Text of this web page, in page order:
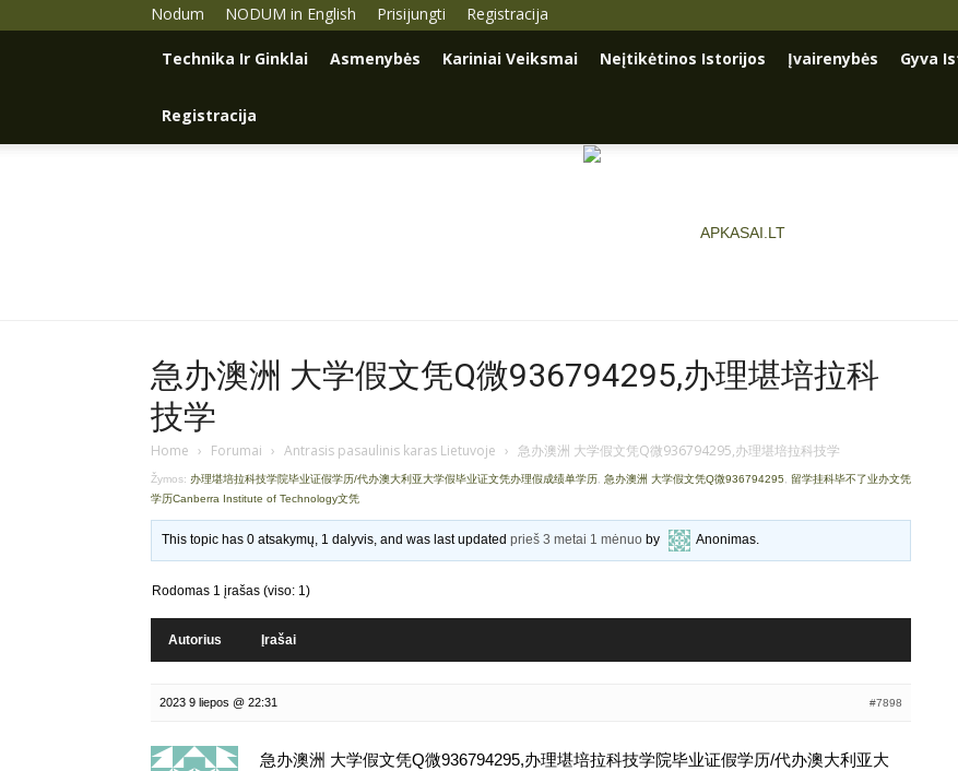
Nodum NODUM in English Prisijungti Registracija
Technika Ir Ginklai Asmenybės Kariniai Veiksmai Neįtikėtinos Istorijos Įvairenybės Gyva
Registracija
急办澳洲 大学假文凭Q微936794295,办理堪培拉科
技学
Home › Forumai › Antrasis pasaulinis karas Lietuvoje › 急办澳洲 大学假文凭Q微936794295,办理堪培拉科技学
Žymos: 办理堪培拉科技学院毕业证假学历/代办澳大利亚大学假毕业证文凭办理假成绩单学历, 急办澳洲 大学假文凭Q微936794295, 留学挂科毕不了业办文凭
学历Canberra Institute of Technology文凭
This topic has 0 atsakymų, 1 dalyvis, and was last updatedprieš 3 metai 1 mėnuo by Anonimas.
Rodomas 1 įrašas (viso: 1)
Autorius Įrašai
2023 9 liepos @ 22:31 #7898
急办澳洲 大学假文凭Q微936794295,办理堪培拉科技学院毕业证假学历/代办澳大利亚大